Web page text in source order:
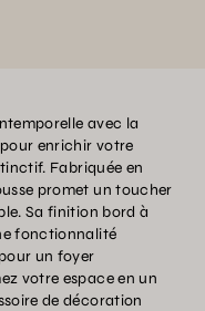
avec la
enrichir votre
Fabriquée en
promet un toucher
Sa finition bord à
fonctionnalité
un foyer
votre espace en un
de décoration